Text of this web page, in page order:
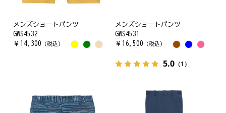
メンズショートパンツ
GWS4532
￥ 14,300 （税込）
メンズショートパンツ
GWS4531
￥ 16,500 （税込）
5.0（1）